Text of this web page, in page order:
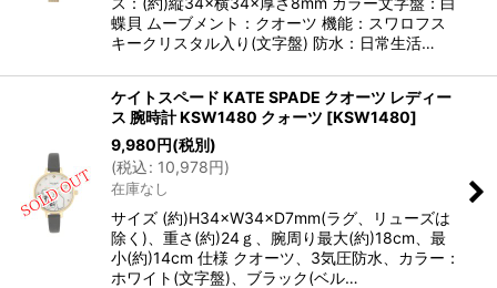
蝶貝 ムーブメント：クオーツ 機能：スワロフス
キークリスタル入り(文字盤) 防水：日常生活…
ケイトスペード KATE SPADE クオーツ レディー
ス 腕時計 KSW1480 クォーツ [KSW1480]
9,980円(税別)
(税込: 10,978円)
在庫なし
サイズ (約)H34×W34×D7mm(ラグ、リューズは
除く)、重さ(約)24ｇ、腕周り最大(約)18cm、最
小(約)14cm 仕様 クオーツ、3気圧防水、カラー：
ホワイト(文字盤)、ブラック(ベル…